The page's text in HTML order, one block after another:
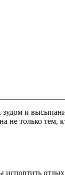
и
только тем,
испортить